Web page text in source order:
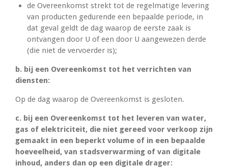
de Overeenkomst strekt tot de regelmatige levering
van producten gedurende een bepaalde periode, in
dat geval geldt de dag waarop de eerste zaak is
ontvangen door U of een door U aangewezen derde
(die niet de vervoerder is);
b. bij een Overeenkomst tot het verrichten van
diensten:
Op de dag waarop de Overeenkomst is gesloten.
c. bij een Overeenkomst tot het leveren van water,
gas of elektriciteit, die niet gereed voor verkoop zijn
gemaakt in een beperkt volume of in een bepaalde
hoeveelheid, van stadsverwarming of van digitale
inhoud, anders dan op een digitale drager: